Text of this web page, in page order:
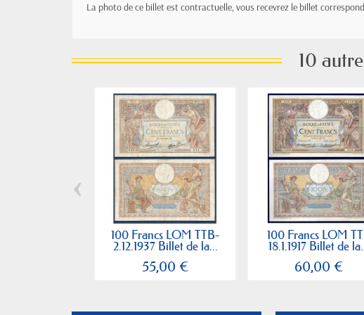
La photo de ce billet est contractuelle, vous recevrez le billet
10
100 Francs LOM TTB-
2.12.1937 Billet de la...
55,00 €
100 Francs LOM
18.1.1917 Billet de la...
60,00 €
‹